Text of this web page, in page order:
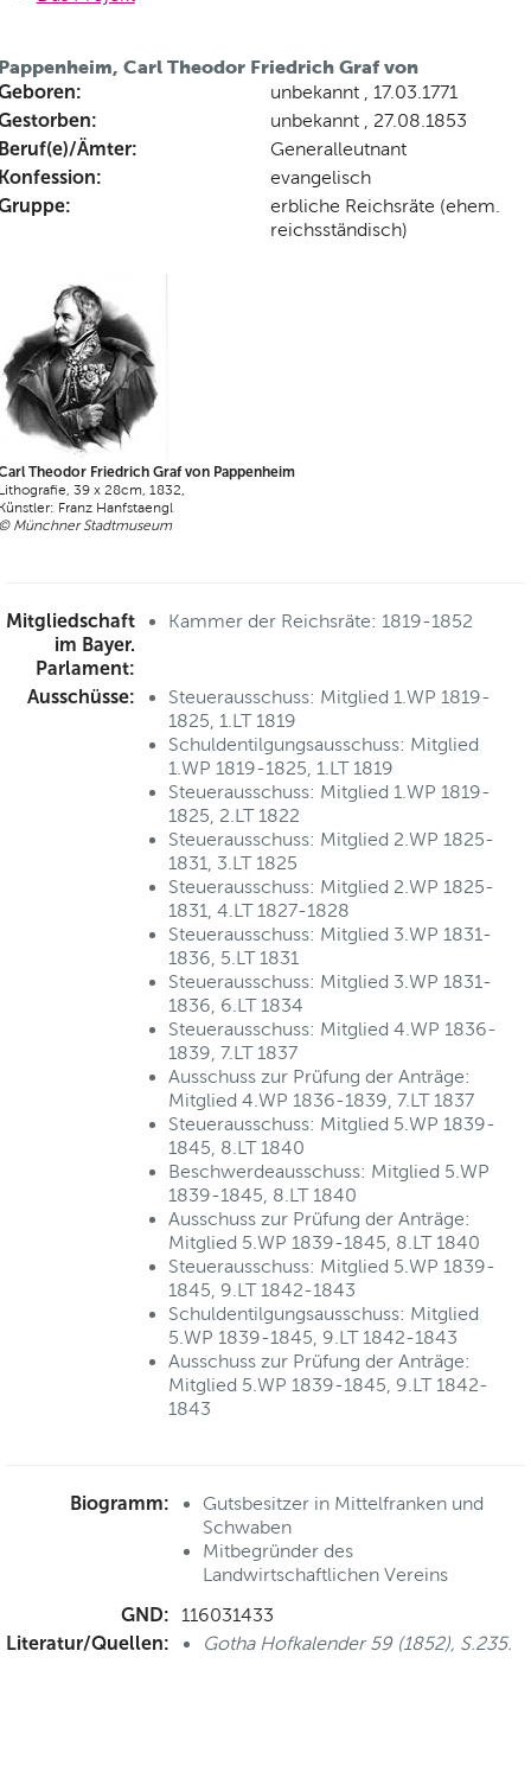
Carl Theodor Friedrich Graf von
unbekannt , 17.03.1771
unbekannt , 27.08.1853
Ämter: Generalleutnant
evangelisch
erbliche Reichsräte (ehem.
reichsständisch)
Theodor Friedrich Graf von Pappenheim
39 x 28cm, 1832,
Franz Hanfstaengl
Münchner Stadtmuseum
Mitgliedschaft
im Bayer.
Parlament:
Kammer der Reichsräte: 1819-1852
Ausschüsse:
Steuerausschuss: Mitglied 1.WP 1819-
1825, 1.LT 1819
Schuldentilgungsausschuss: Mitglied
1.WP 1819-1825, 1.LT 1819
Steuerausschuss: Mitglied 1.WP 1819-
1825, 2.LT 1822
Steuerausschuss: Mitglied 2.WP 1825-
1831, 3.LT 1825
Steuerausschuss: Mitglied 2.WP 1825-
1831, 4.LT 1827-1828
Steuerausschuss: Mitglied 3.WP 1831-
1836, 5.LT 1831
Steuerausschuss: Mitglied 3.WP 1831-
1836, 6.LT 1834
Steuerausschuss: Mitglied 4.WP 1836-
1839, 7.LT 1837
Ausschuss zur Prüfung der Anträge:
Mitglied 4.WP 1836-1839, 7.LT 1837
Steuerausschuss: Mitglied 5.WP 1839-
1845, 8.LT 1840
Beschwerdeausschuss: Mitglied 5.WP
1839-1845, 8.LT 1840
Ausschuss zur Prüfung der Anträge:
Mitglied 5.WP 1839-1845, 8.LT 1840
Steuerausschuss: Mitglied 5.WP 1839-
1845, 9.LT 1842-1843
Schuldentilgungsausschuss: Mitglied
5.WP 1839-1845, 9.LT 1842-1843
Ausschuss zur Prüfung der Anträge:
Mitglied 5.WP 1839-1845, 9.LT 1842-
1843
Biogramm:
Gutsbesitzer in Mittelfranken und
Schwaben
Mitbegründer des
Landwirtschaftlichen Vereins
GND: 116031433
Literatur/Quellen: Gotha Hofkalender 59 (1852), S.235.